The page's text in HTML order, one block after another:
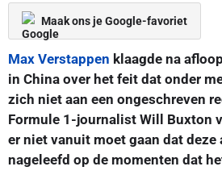
Maak ons je Google-favoriet
Max Verstappen klaagde na
in China over het feit dat onder
zich niet aan een ongeschreven
Formule 1-journalist Will Buxton
er niet vanuit moet gaan dat deze
nageleefd op de momenten dat